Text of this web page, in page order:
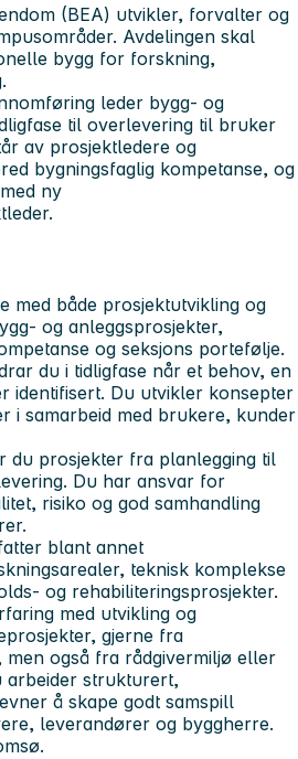
(BEA) utvikler, forvalter og
Avdelingen skal
bygg for forskning,
leder bygg- og
til overlevering til bruker
av prosjektledere og
bygningsfaglig kompetanse, og
ny
med både prosjektutvikling og
og anleggsprosjekter,
og seksjons portefølje.
du i tidligfase når et behov, en
identifisert. Du utvikler konsepter
i samarbeid med brukere, kunder
du prosjekter fra planlegging til
Du har ansvar for
risiko og god samhandling
blant annet
teknisk komplekse
og rehabiliteringsprosjekter.
med utvikling og
gjerne fra
men også fra rådgivermiljø eller
arbeider strukturert,
å skape godt samspill
leverandører og byggherre.